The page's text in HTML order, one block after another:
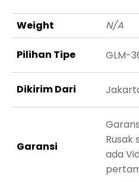
Weight N/A
Pilihan Tipe GLM-
Dikirim Dari
Garansi
Rusak
ada